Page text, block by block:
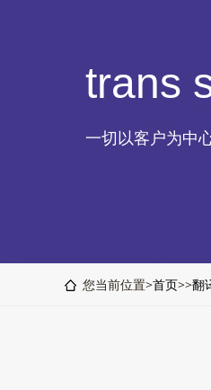
trans
一切以客户为中
您当前位置>首页>>翻